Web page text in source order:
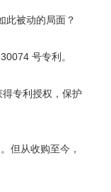
此被动的局面？
号专利。
专利授权，保护
但从收购至今，